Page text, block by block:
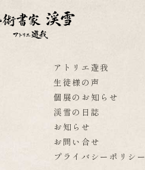
アトリエ遊我
生徒様の声
個展のお知らせ
渓雪の日誌
お知らせ
お問い合せ
プライバシーポリシー